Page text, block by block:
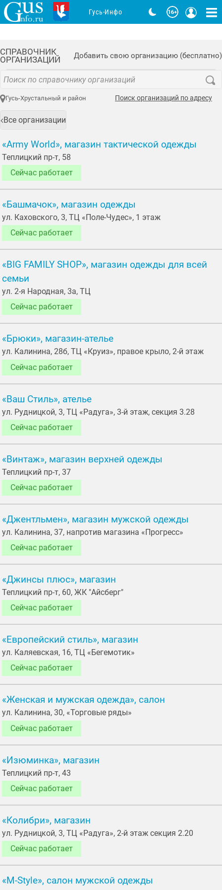
СПРАВОЧНИК
ОРГАНИЗАЦИЙ
Добавить свою организацию (бесплатно)
Гусь-Хрустальный и район Поиск организаций по адресу
Все организации
«Army World», магазин тактической одежды
Теплицкий пр-т, 58
Сейчас работает
«Башмачок», магазин одежды
ул. Каховского, 3, ТЦ «Поле-Чудес», 1 этаж
Сейчас работает
«BIG FAMILY SHOP», магазин одежды для всей
семьи
ул. 2-я Народная, 3а, ТЦ
Сейчас работает
«Брюки», магазин-ателье
ул. Калинина, 28б, ТЦ «Круиз», правое крыло, 2-й этаж
Сейчас работает
«Ваш Стиль», ателье
ул. Рудницкой, 3, ТЦ «Радуга», 3-й этаж, секция 3.28
Сейчас работает
«Винтаж», магазин верхней одежды
Теплицкий пр-т, 37
Сейчас работает
«Джентльмен», магазин мужской одежды
ул. Калинина, 37, напротив магазина «Прогресс»
Сейчас работает
«Джинсы плюс», магазин
Теплицкий пр-т, 60, ЖК "Айсберг"
Сейчас работает
«Европейский стиль», магазин
ул. Каляевская, 16, ТЦ «Бегемотик»
Сейчас работает
«Женская и мужская одежда», салон
ул. Калинина, 30, «Торговые ряды»
Сейчас работает
«Изюминка», магазин
Теплицкий пр-т, 43
Сейчас работает
«Колибри», магазин
ул. Рудницкой, 3, ТЦ «Радуга», 2-й этаж секция 2.20
Сейчас работает
«M-Style», салон мужской одежды
Гусь-Инфо